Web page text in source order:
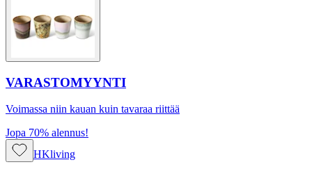
VARASTOMYYNTI
Voimassa niin kauan kuin tavaraa riittää
Jopa 70% alennus!
HKliving